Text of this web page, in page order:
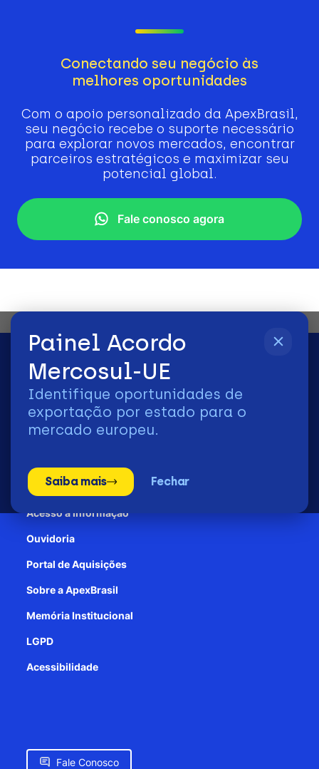
Conectando seu negócio às
melhores oportunidades
Com o apoio personalizado da ApexBrasil,
seu negócio recebe o suporte necessário
para explorar novos mercados, encontrar
parceiros estratégicos e maximizar seu
potencial global.
Fale conosco agora
Painel Acordo
Mercosul-UE
Identifique oportunidades de
exportação por estado para o
mercado europeu.
Saiba mais Fechar
2026 | © Todos os Direitos Reservados - ApexBrasil
Patrocínio
Acesso à informação
Ouvidoria
Portal de Aquisições
Sobre a ApexBrasil
Memória Institucional
LGPD
Acessibilidade
Fale Conosco